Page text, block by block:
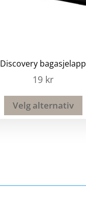
Discovery bagasjelapp
19 kr
Velg alternativ